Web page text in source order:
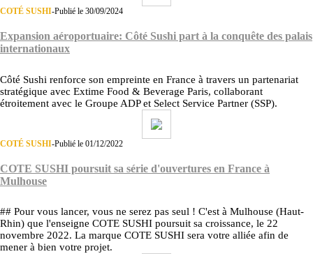
COTÉ SUSHI-Publié le 30/09/2024
Expansion aéroportuaire: Côté Sushi part à la conquête des palais
internationaux
Côté Sushi renforce son empreinte en France à travers un partenariat
stratégique avec Extime Food & Beverage Paris, collaborant
étroitement avec le Groupe ADP et Select Service Partner (SSP).
COTÉ SUSHI-Publié le 01/12/2022
COTE SUSHI poursuit sa série d'ouvertures en France à
Mulhouse
## Pour vous lancer, vous ne serez pas seul ! C'est à Mulhouse (Haut-
Rhin) que l'enseigne COTE SUSHI poursuit sa croissance, le 22
novembre 2022. La marque COTE SUSHI sera votre alliée afin de
mener à bien votre projet.